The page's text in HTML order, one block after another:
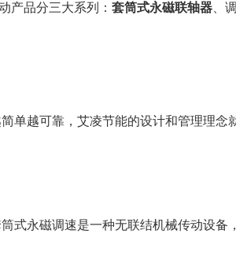
产品分三大系列： 套筒式永磁联轴器 、
单越可靠，艾凌节能的设计和管理理念
式永磁调速是一种无联结机械传动设